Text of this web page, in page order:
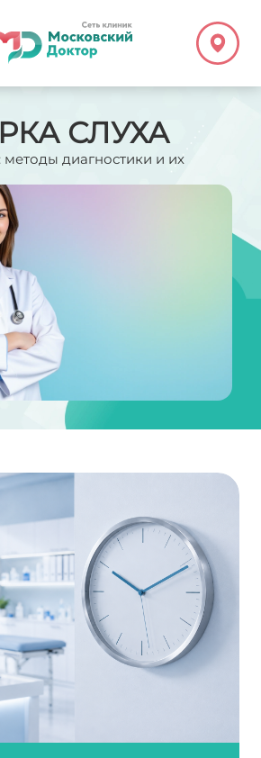
СЛУХА
методы диагностики и их